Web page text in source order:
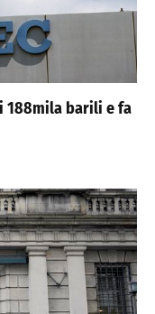
188mila barili e fa